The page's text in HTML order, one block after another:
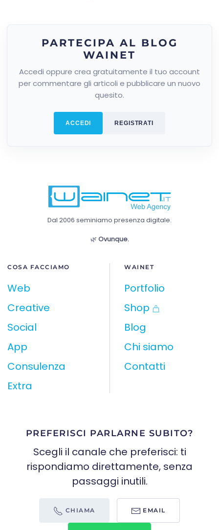
PARTECIPA AL BLOG
WAINET
Accedi oppure crea gratuitamente il tuo account
per commentare gli articoli e pubblicare un nuovo
quesito.
ACCEDI REGISTRATI
Dal 2006 seminiamo presenza digitale.
🌿 Ovunque.
COSA FACCIAMO
Web
Creative
Social
App
Consulenza
Extra
WAINET
Portfolio
Shop
Blog
Chi siamo
Contatti
PREFERISCI PARLARNE SUBITO?
Scegli il canale che preferisci: ti
rispondiamo direttamente, senza
passaggi inutili.
CHIAMA EMAIL